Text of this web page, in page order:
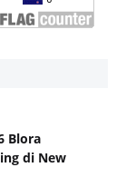
Blora
di New